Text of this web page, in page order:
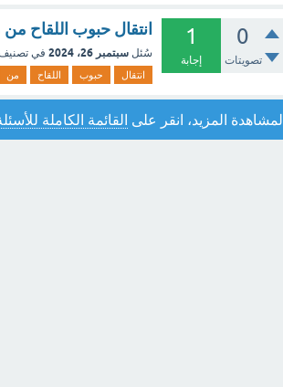
0
تصويتات
1
إجابة
انتقال حبوب اللقاح
سُئل سبتمبر 26، 2024 في
انتقال حبوب اللقاح من
لمشاهدة المزيد، انقر على القائمة الكاملة